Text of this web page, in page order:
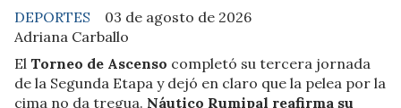
Adriana Carballo
DEPORTES 03 de agosto de 2026
El Torneo de Ascenso completó su tercera jornada
de la Segunda Etapa y dejó en claro que la pelea por la
cima no da tregua. Náutico Rumipal reafirma su